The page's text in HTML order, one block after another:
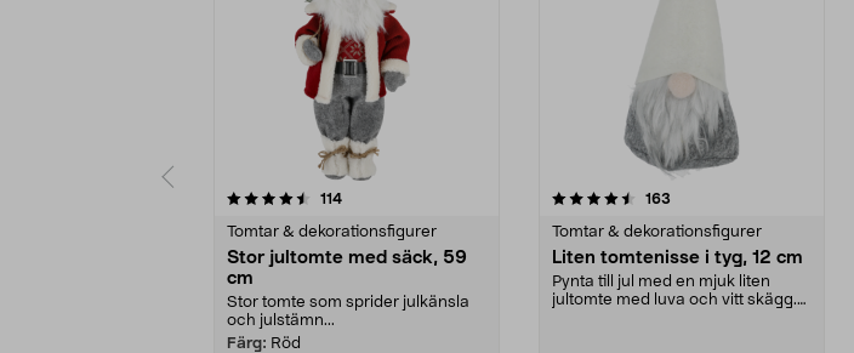
114recensioner
Tomtar & dekorationsfigurer
Stor jultomte med säck, 59
cm
Stor tomte som sprider julkänsla
och julstämn...
Färg: Röd
4.5 av 5 stjärnor 163
Tomtar & dekorationsfigurer
Liten tomtenisse i tyg, 12 cm
Pynta till jul med en mjuk liten
jultomte med luva och vitt skägg.
4.5 av 5 stjärnor